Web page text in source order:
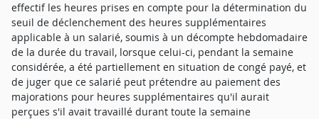
effectif les heures prises en compte pour la détermination du
seuil de déclenchement des heures supplémentaires
applicable à un salarié, soumis à un décompte hebdomadaire
de la durée du travail, lorsque celui-ci, pendant la semaine
considérée, a été partiellement en situation de congé payé, et
de juger que ce salarié peut prétendre au paiement des
majorations pour heures supplémentaires qu'il aurait
perçues s'il avait travaillé durant toute la semaine